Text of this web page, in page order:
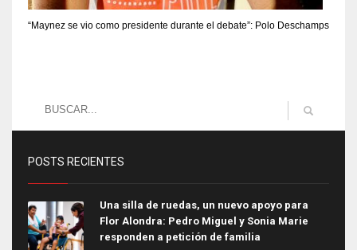
“Maynez se vio como presidente durante el debate”: Polo Deschamps
POSTS RECIENTES
Una silla de ruedas, un nuevo apoyo para
Flor Alondra: Pedro Miguel y Sonia Marie
responden a petición de familia